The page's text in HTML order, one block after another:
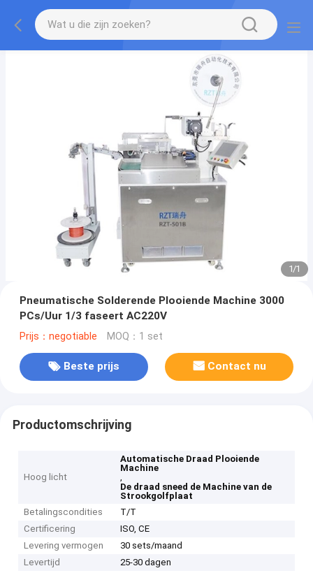
1/1
Pneumatische Solderende Plooiende Machine 3000
PCs/Uur 1/3 faseert AC220V
Prijs：negotiable MOQ：1 set
Beste prijs Contact nu
Productomschrijving
Hoog licht
Automatische Draad Plooiende
Machine
,
De draad sneed de Machine van de
Strookgolfplaat
Betalingscondities
T/T
Certificering
ISO, CE
Levering vermogen
30 sets/maand
Levertijd
25-30 dagen